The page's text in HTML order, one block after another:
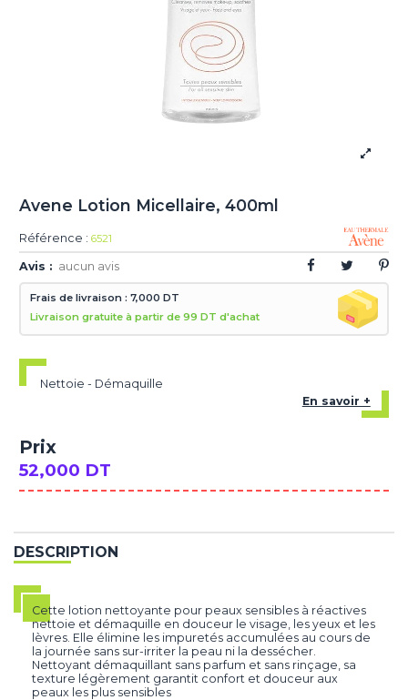
Avene Lotion Micellaire, 400ml
Référence : 6521
Avis : aucun avis
Frais de livraison : 7,000 DT
Livraison gratuite à partir de 99 DT d'achat
Nettoie - Démaquille
En savoir +
Prix
52,000 DT
DESCRIPTION
Cette lotion nettoyante pour peaux sensibles à réactives
nettoie et démaquille en douceur le visage, les yeux et les
lèvres. Elle élimine les impuretés accumulées au cours de
la journée sans sur-irriter la peau ni la dessécher.
Nettoyant démaquillant sans parfum et sans rinçage, sa
texture légèrement garantit confort et douceur aux
peaux les plus sensibles